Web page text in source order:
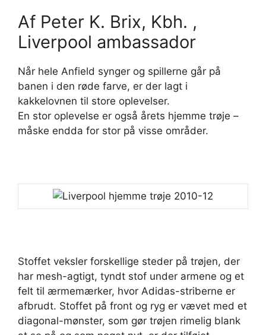
Af Peter K. Brix, Kbh. ,
Liverpool ambassador
Når hele Anfield synger og spillerne går på
banen i den røde farve, er der lagt i
kakkelovnen til store oplevelser.
En stor oplevelse er også årets hjemme trøje –
måske endda for stor på visse områder.
Stoffet veksler forskellige steder på trøjen, der
har mesh-agtigt, tyndt stof under armene og et
felt til ærmemærker, hvor Adidas-striberne er
afbrudt. Stoffet på front og ryg er vævet med et
diagonal-mønster, som gør trøjen rimelig blank